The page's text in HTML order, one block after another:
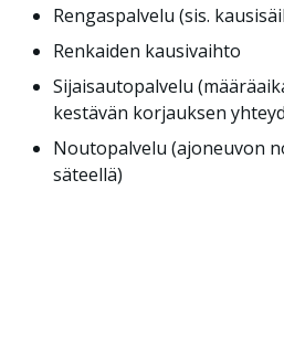
Rengaspalvelu (sis.
Renkaiden kausivaihto
Sijaisautopalvelu
kestävän korjauksen
Noutopalvelu (ajoneuvon
säteellä)